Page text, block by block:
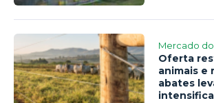
Mercado
Oferta
animais e
abates